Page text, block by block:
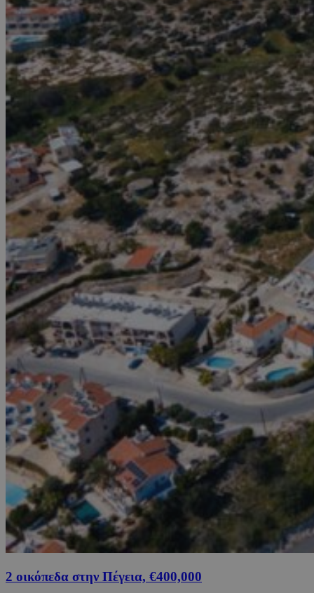
2 οικόπεδα στην Πέγεια, €400,000